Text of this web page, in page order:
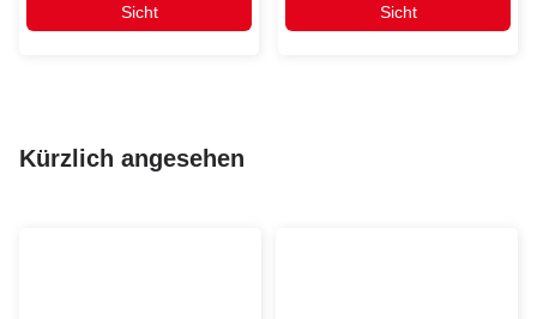
Sicht Sicht
Kürzlich angesehen